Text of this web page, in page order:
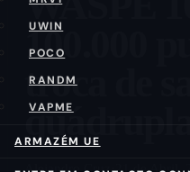
UWIN
POCO
RANDM
VAPME
ARMAZÉM UE
100.000
troca de
quádrupla
Alejandro Cruz·21 de Abril,